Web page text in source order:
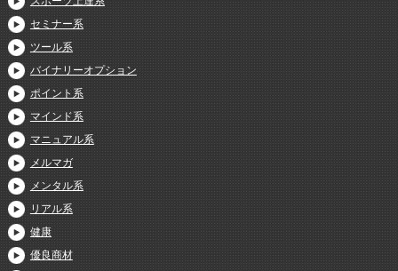
セミナー系
ツール系
バイナリーオプション
ポイント系
マインド系
マニュアル系
メルマガ
メンタル系
リアル系
健康
優良商材